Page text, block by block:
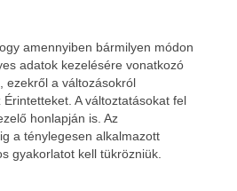
amennyiben bármilyen módon
adatok kezelésére vonatkozó
ezekről a változásokról
A változtatásokat fel
honlapján is. Az
a ténylegesen alkalmazott
gyakorlatot kell tükrözniük.